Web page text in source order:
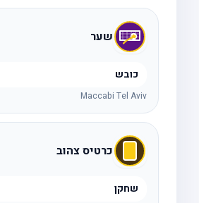
שער
כובש
Maccabi Tel Aviv
כרטיס צהוב
שחקן